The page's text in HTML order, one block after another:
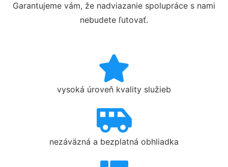
Garantujeme vám, že nadviazanie spolupráce s nami
nebudete ľutovať.
vysoká úroveň kvality služieb
nezáväzná a bezplatná obhliadka